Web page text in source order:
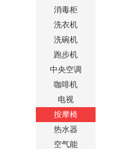
消毒柜
洗衣机
洗碗机
跑步机
中央空调
咖啡机
电视
按摩椅
热水器
空气能